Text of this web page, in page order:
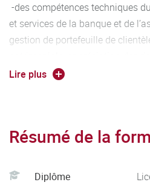
-des compétences techniques
et services de la banque et de
gestion de portefeuille de
-des compétences relationnelles
de la banque que dans celui de
Lire plus
Résumé de la
Diplôme